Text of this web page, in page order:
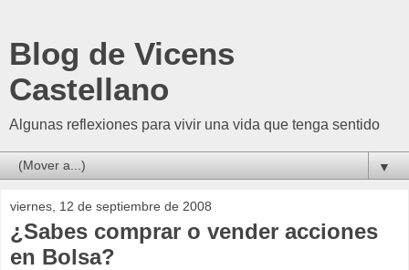
Blog de Vicens
Castellano
Algunas reflexiones para vivir una vida que tenga sentido
▼
viernes, 12 de septiembre de 2008
¿Sabes comprar o vender acciones
en Bolsa?